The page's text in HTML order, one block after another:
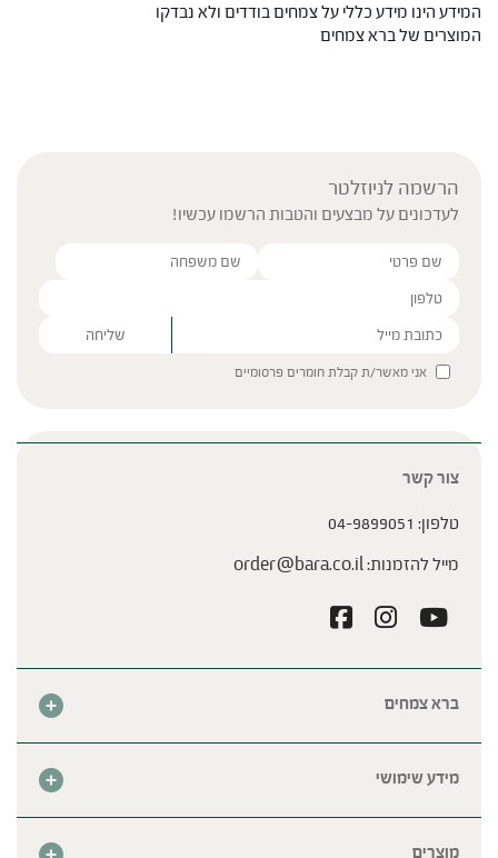
המידע הינו מידע כללי על צמחים בודדים ולא נבדקו
המוצרים של ברא צמחים
הרשמה לניוזלטר
לעדכונים על מבצעים והטבות הרשמו עכשיו!
Please leave this field empty.
אני מאשר/ת קבלת חומרים פרסומיים
ברא צמחים
מרכזי ברא
מידע שימושי
מוצרים
צור קשר
טלפון: 04-9899051
מייל להזמנות:order@bara.co.il